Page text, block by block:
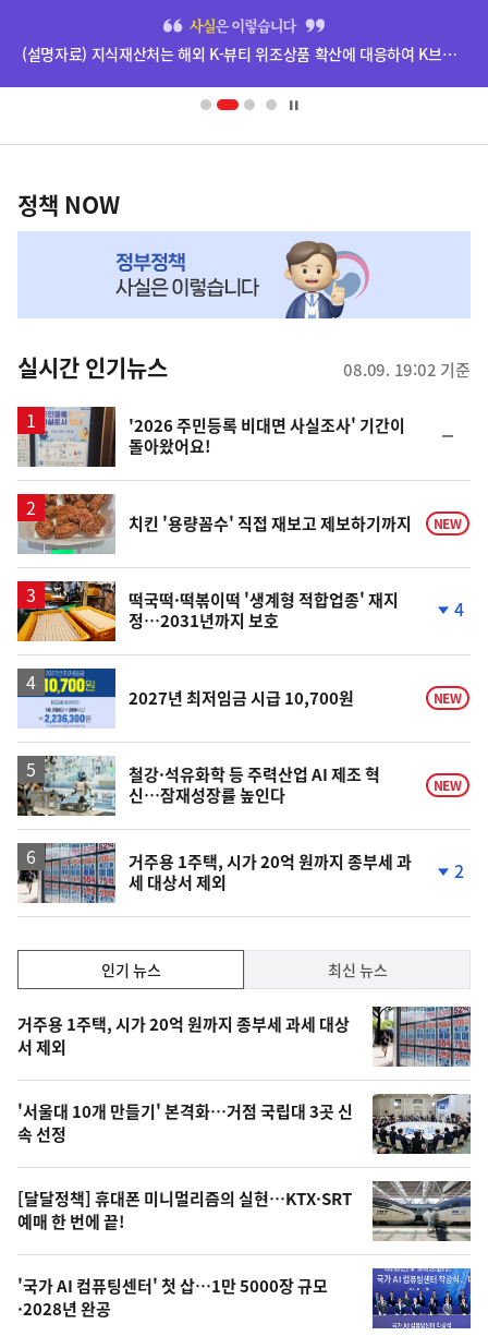
영
(설명자료) 지식재산처는 해외 K-뷰티 위조상품 확산에 대응하여 K브랜드 정부인증, 유통차단, 국제공조까지 K-브랜드 보호를 강화하고 있습니다.
책
NOW,
뉴
스
정책 NOW
실시간 인기뉴스 08.09. 19:02 기준
'2026 주민등록 비대면 사실조사' 기간이
돌아왔어요!
일
치킨 '용량꼼수' 직접 재보고 제보하기까지 NEW
떡국떡·떡볶이떡 '생계형 적합업종' 재지
정…2031년까지 보호
락
4
2027년 최저임금 시급 10,700원 NEW
철강·석유화학 등 주력산업 AI 제조 혁
신…잠재성장률 높인다
NEW
거주용 1주택, 시가 20억 원까지 종부세 과
세 대상서 제외
락
2
기,
최
신,
오
늘
의
영
상
오
인기 뉴스 최신 뉴스
기
뉴
스
거주용 1주택, 시가 20억 원까지 종부세 과세 대상
서 제외
'서울대 10개 만들기' 본격화…거점 국립대 3곳 신
속 선정
[달달정책] 휴대폰 미니멀리즘의 실현…KTX·SRT
예매 한 번에 끝!
'국가 AI 컴퓨팅센터' 첫 삽…1만 5000장 규모
·2028년 완공